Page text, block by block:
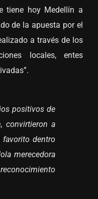
tiene hoy Medellín a
de la apuesta por el
a través de los
locales, entes
positivos de
convirtieron a
dentro
merecedora